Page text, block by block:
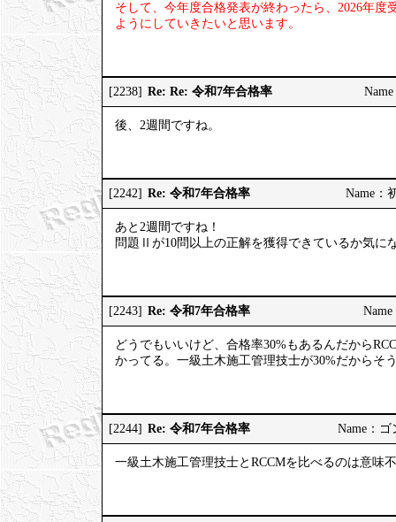
そして、今年度合格発表が終わったら、2026年
ようにしていきたいと思います。
[2238] Re: Re: 令和7年合格率
後、2週間ですね。
[2242] Re: 令和7年合格率 Name：
あと2週間ですね！
問題Ⅱが10問以上の正解を獲得できているか気に
[2243] Re: 令和7年合格率
どうでもいいけど、合格率30%もあるんだから
かってる。一級土木施工管理技士が30%だからそ
[2244] Re: 令和7年合格率 Name：
一級土木施工管理技士とRCCMを比べるのは意味